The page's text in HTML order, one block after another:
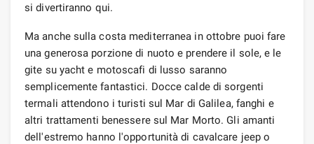
si divertiranno qui.
Ma anche sulla costa mediterranea in ottobre puoi fare
una generosa porzione di nuoto e prendere il sole, e le
gite su yacht e motoscafi di lusso saranno
semplicemente fantastici. Docce calde di sorgenti
termali attendono i turisti sul Mar di Galilea, fanghi e
altri trattamenti benessere sul Mar Morto. Gli amanti
dell'estremo hanno l'opportunità di cavalcare jeep o